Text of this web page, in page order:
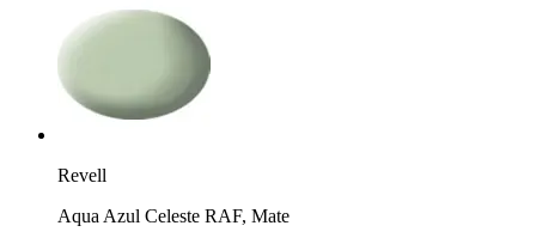
Revell
Aqua Azul Celeste RAF, Mate